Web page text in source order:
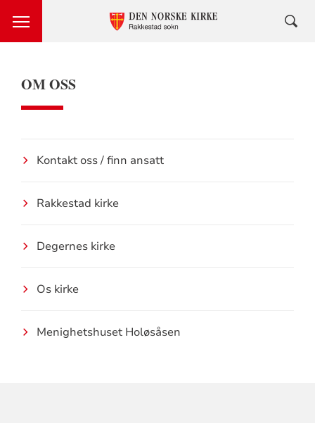
OM OSS
Kontakt oss / finn ansatt
Rakkestad kirke
Degernes kirke
Os kirke
Menighetshuset Holøsåsen